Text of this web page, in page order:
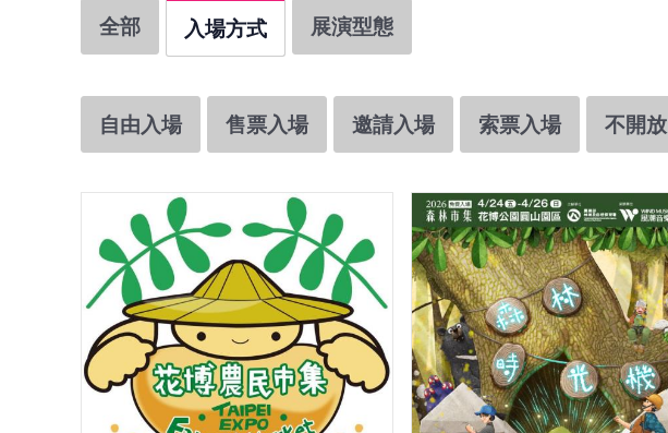
全部 入場方式 展演型態
自由入場 售票入場 邀請入場 索票入場 不開放